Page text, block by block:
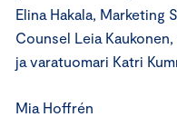
Elina Hakala, Marketing
Counsel Leia
ja varatuomari Katri
Mia Hoffrén